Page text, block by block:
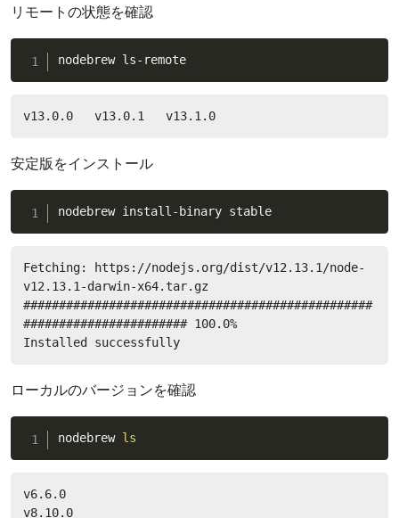
リモートの状態を確認
nodebrew ls-remote
v13.0.0   v13.0.1   v13.1.0
安定版をインストール
nodebrew install-binary stable
Fetching: https://nodejs.org/dist/v12.13.1/node-
v12.13.1-darwin-x64.tar.gz
#################################################
####################### 100.0%
Installed successfully
ローカルのバージョンを確認
nodebrew ls
v6.6.0
v8.10.0